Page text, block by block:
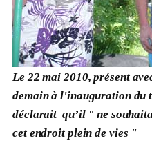
Le 22 mai 2010, présent
demain à l'inauguration du
déclarait qu’il " ne
cet endroit plein de vies "